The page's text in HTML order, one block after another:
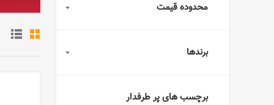
محدوده قیمت
برندها
برچسب های پر طرفدار